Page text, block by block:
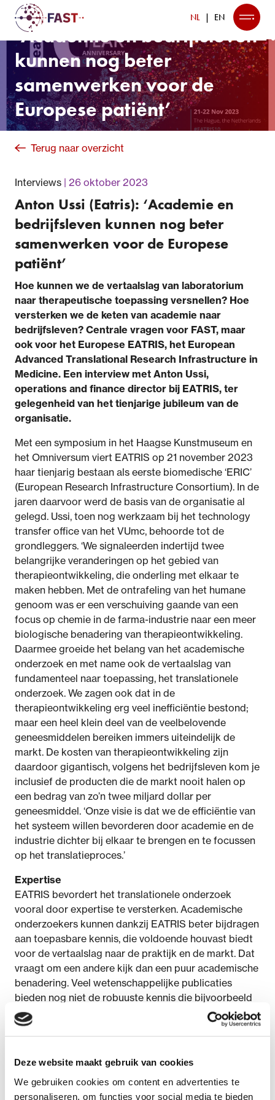
Deze website maakt gebruik van cookies
We gebruiken cookies om content en advertenties te
personaliseren, om functies voor social media te bieden
NL EN
Anton Ussi (Eatris):
‘Academie en bedrijfsleven
kunnen nog beter
samenwerken voor de
Europese patiënt’
Terug naar overzicht
Interviews 26 oktober 2023
Anton Ussi (Eatris): ‘Academie en
bedrijfsleven kunnen nog beter
samenwerken voor de Europese
patiënt’
Hoe kunnen we de vertaalslag van laboratorium
naar therapeutische toepassing versnellen? Hoe
versterken we de keten van academie naar
bedrijfsleven? Centrale vragen voor FAST, maar
ook voor het Europese EATRIS, het European
Advanced Translational Research Infrastructure in
Medicine. Een interview met Anton Ussi,
operations and finance director bij EATRIS, ter
gelegenheid van het tienjarige jubileum van de
organisatie.
Met een symposium in het Haagse Kunstmuseum en
het Omniversum viert EATRIS op 21 november 2023
haar tienjarig bestaan als eerste biomedische ‘ERIC’
(European Research Infrastructure Consortium). In de
jaren daarvoor werd de basis van de organisatie al
gelegd. Ussi, toen nog werkzaam bij het technology
transfer office van het VUmc, behoorde tot de
grondleggers. ‘We signaleerden indertijd twee
belangrijke veranderingen op het gebied van
therapieontwikkeling, die onderling met elkaar te
maken hebben. Met de ontrafeling van het humane
genoom was er een verschuiving gaande van een
focus op chemie in de farma-industrie naar een meer
biologische benadering van therapieontwikkeling.
Daarmee groeide het belang van het academische
onderzoek en met name ook de vertaalslag van
fundamenteel naar toepassing, het translationele
onderzoek. We zagen ook dat in de
therapieontwikkeling erg veel inefficiëntie bestond;
maar een heel klein deel van de veelbelovende
geneesmiddelen bereiken immers uiteindelijk de
markt. De kosten van therapieontwikkeling zijn
daardoor gigantisch, volgens het bedrijfsleven kom je
inclusief de producten die de markt nooit halen op
een bedrag van zo’n twee miljard dollar per
geneesmiddel. ‘Onze visie is dat we de efficiëntie van
het systeem willen bevorderen door academie en de
industrie dichter bij elkaar te brengen en te focussen
op het translatieproces.’
Expertise
EATRIS bevordert het translationele onderzoek
vooral door expertise te versterken. Academische
onderzoekers kunnen dankzij EATRIS beter bijdragen
aan toepasbare kennis, die voldoende houvast biedt
voor de vertaalslag naar de praktijk en de markt. Dat
vraagt om een andere kijk dan een puur academische
benadering. Veel wetenschappelijke publicaties
bieden nog niet de robuuste kennis die bijvoorbeeld
investeerders nodig hebben om na te denken over
vervolgstappen. Ook in het translationele en klinische
expertise. Met bijna 150 hoogwaardige academische
samenwerkingspartners in 14 Europese landen
draagt EATRIS zo bij aan de ontwikkeling van